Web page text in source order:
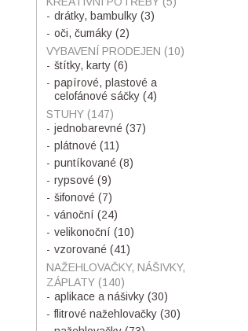
drátky, bambulky (3)
oči, čumáky (2)
VYBAVENÍ PRODEJEN (10)
štítky, karty (6)
papírové, plastové a
celofánové sáčky (4)
STUHY (147)
jednobarevné (37)
plátnové (11)
puntíkované (8)
rypsové (9)
šifonové (7)
vánoční (24)
velikonoční (10)
vzorované (41)
NAŽEHLOVAČKY, NÁŠIVKY,
ZÁPLATY (140)
aplikace a nášivky (30)
flitrové nažehlovačky (30)